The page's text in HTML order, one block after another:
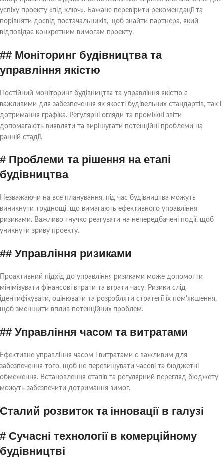
успіху проекту «під ключ». Бажано перевірити рекомендації та
порівняти досвід постачальників, щоб знайти партнера, який
відповідає конкретним вимогам проекту.
## Моніторинг будівництва та
управління якістю
Постійний моніторинг будівництва та управління якістю є
важливими для забезпечення як якості будівельних стандартів, так і
дотримання графіка. Регулярні огляди та проміжні звіти
допомагають виявляти та вирішувати потенційні проблеми на
ранній стадії.
# Проблеми та рішення на етапі
будівництва
Незважаючи на все планування, під час будівництва можуть
виникнути труднощі, що вимагають ефективного управління
ризиками. Важливо гнучко реагувати на непередбачені події, щоб
уникнути зриву проекту.
## Управління ризиками
Проактивний підхід до управління ризиками може допомогти
мінімізувати фінансові втрати та втрати часу. Ризики слід
ідентифікувати, оцінювати та розробляти стратегії їх пом'якшення,
щоб зменшити вплив потенційних проблем.
## Управління часом та витратами
Ефективне управління часом і витратами є важливим для
забезпечення того, щоб не перевищувати часові та бюджетні
обмеження. Встановлення етапів та регулярний перегляд бюджету
можуть забезпечити дотримання вимог.
Сталий розвиток та інновації в галузі
# Сучасні технології в комерційному
будівництві